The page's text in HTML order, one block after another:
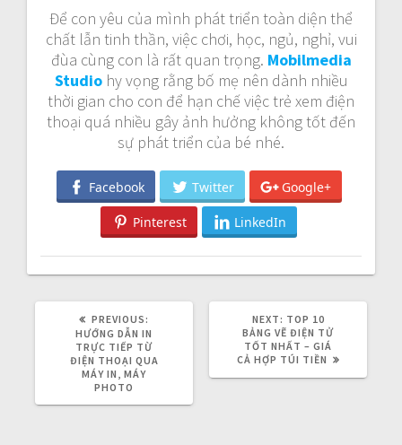
Để con yêu của mình phát triển toàn diện thể
chất lẫn tinh thần, việc chơi, học, ngủ, nghỉ, vui
đùa cùng con là rất quan trọng. Mobilmedia
Studiohy vọng rằng bố mẹ nên dành nhiều
thời gian cho con để hạn chế việc trẻ xem điện
thoại quá nhiều gây ảnh hưởng không tốt đến
sự phát triển của bé nhé.
Facebook Twitter Google+
Pinterest LinkedIn
PREVIOUS:
R
E
V
HƯỚNG DẪN IN
TRỰC TIẾP TỪ
ĐIỆN THOẠI QUA
MÁY IN, MÁY
PHOTO
NEXT: N
E
X
T
TOP 10
BẢNG VẼ ĐIỆN TỬ
TỐT NHẤT – GIÁ
CẢ HỢP TÚI TIỀN